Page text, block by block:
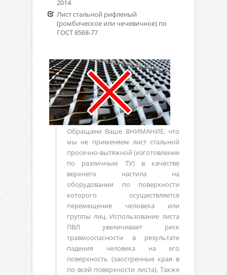
2014
Лист стальной рифленый
(ромбическое или чечевичное) по
ГОСТ 8568-77
Обращаем Ваше ВНИМАНИЕ, что
мы не применяем лист стальной
просечно-вытяжной (изготовление
по различным ТУ) в качестве
верхнего настила на
оборудовании по поверхности
которого осуществляется
перемещение человека или
группы лиц. Использование листа
ПВЛ увеличивает риск
травмоопасности в результате
падения человека на его
поверхность (заостренные края в
по всей поверхности листа). Также